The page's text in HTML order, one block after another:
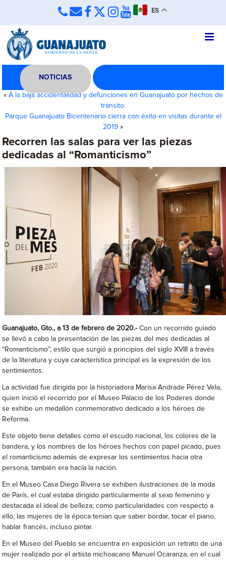
ES
NOTICIAS
« A la baja accidentalidad y defunciones en Guanajuato por hechos de
tránsito.
Parque Guanajuato Bicentenario cierra con éxito en visitas durante el
2019 »
Recorren las salas para ver las piezas
dedicadas al “Romanticismo”
Guanajuato, Gto., a 13 de febrero de 2020.-Con un recorrido guiado
se llevó a cabo la presentación de las piezas del mes dedicadas al
“Romanticismo”, estilo que surgió a principios del siglo XVIII a través
de la literatura y cuya característica principal es la expresión de los
sentimientos.
La actividad fue dirigida por la historiadora Marisa Andrade Pérez Vela,
quien inició el recorrido por el Museo Palacio de los Poderes donde
se exhibe un medallón conmemorativo dedicado a los héroes de
Reforma.
Este objeto tiene detalles como el escudo nacional, los colores de la
bandera, y los nombres de los héroes hechos con papel picado, pues
el romanticismo además de expresar los sentimientos hacia otra
persona, también era hacía la nación.
En el Museo Casa Diego Rivera se exhiben ilustraciones de la moda
de París, el cual estaba dirigido particularmente al sexo femenino y
destacada el ideal de belleza; como particularidades con respecto a
ello, las mujeres de la época tenían que saber bordar, tocar el piano,
hablar francés, incluso pintar.
En el Museo del Pueblo se encuentra en exposición un retrato de una
mujer realizado por el artista michoacano Manuel Ocaranza, en el cual